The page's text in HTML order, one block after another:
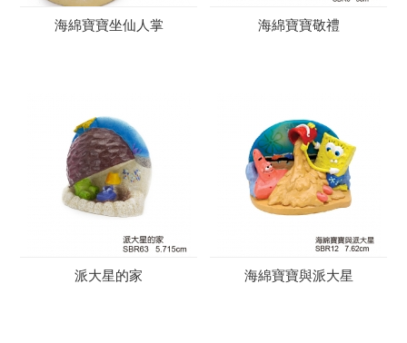
海綿寶寶坐仙人掌 海綿寶寶敬禮
派大星的家 海綿寶寶與派大星